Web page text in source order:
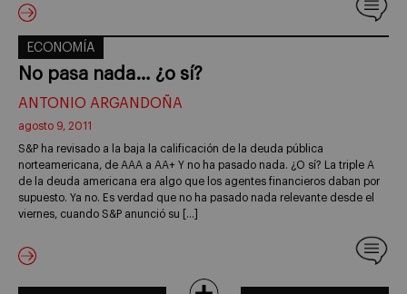
ECONOMÍA
No pasa nada… ¿o sí?
ANTONIO ARGANDOÑA
agosto 9, 2011
S&P ha revisado a la baja la calificación de la deuda pública
norteamericana, de AAA a AA+ Y no ha pasado nada. ¿O sí? La triple A
de la deuda americana era algo que los agentes financieros daban por
supuesto. Ya no. Es verdad que no ha pasado nada relevante desde el
viernes, cuando S&P anunció su […]